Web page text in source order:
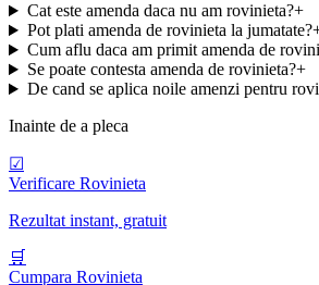
Cat este amenda daca nu am rovinieta?+
Pot plati amenda de rovinieta la jumatate?
Cum aflu daca am primit amenda de
Se poate contesta amenda de rovinieta?+
De cand se aplica noile amenzi pentru
Inainte de a pleca
☑
Verificare Rovinieta
Rezultat instant, gratuit
🛒
Cumpara Rovinieta